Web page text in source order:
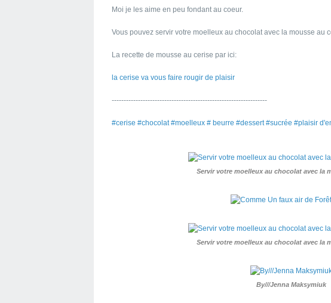
Moi je les aime en peu fondant au coeur.
Vous pouvez servir votre moelleux au chocolat avec la mousse au
La recette de mousse au cerise par ici:
la cerise va vous faire rougir de plaisir
-----------------------------------------------------------------
#cerise #chocolat #moelleux # beurre #dessert #sucrée #plaisir
Servir votre moelleux au chocolat avec la
Servir votre moelleux au chocolat avec la
By///Jenna Maksymiuk